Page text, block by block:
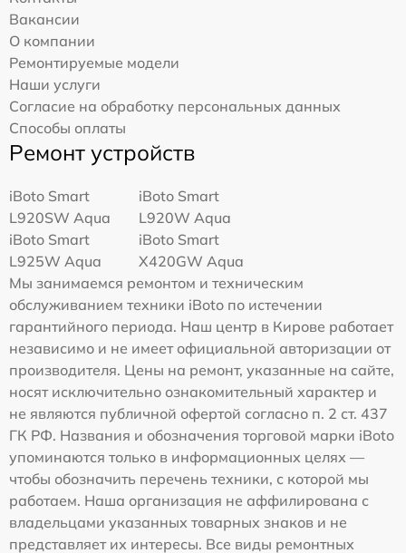
Вакансии
О компании
Ремонтируемые модели
Наши услуги
Согласие на обработку персональных данных
Способы оплаты
Ремонт устройств
iBoto Smart
L920SW Aqua
iBoto Smart
L920W Aqua
iBoto Smart
L925W Aqua
iBoto Smart
Х420GW Aqua
Мы занимаемся ремонтом и техническим
обслуживанием техники iBoto по истечении
гарантийного периода. Наш центр в Кирове работает
независимо и не имеет официальной авторизации от
производителя. Цены на ремонт, указанные на сайте,
носят исключительно ознакомительный характер и
не являются публичной офертой согласно п. 2 ст. 437
ГК РФ. Названия и обозначения торговой марки iBoto
упоминаются только в информационных целях —
чтобы обозначить перечень техники, с которой мы
работаем. Наша организация не аффилирована с
владельцами указанных товарных знаков и не
представляет их интересы. Все виды ремонтных